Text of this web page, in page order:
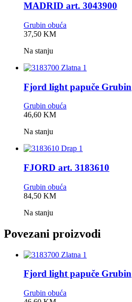
MADRID art. 3043900
Grubin obuća
0,0
37,50 KM
Na stanju
Fjord light papuče Grubin
Grubin obuća
0,0
46,60 KM
Na stanju
FJORD art. 3183610
Grubin obuća
0,0
84,50 KM
Na stanju
Povezani proizvodi
Fjord light papuče Grubin
Grubin obuća